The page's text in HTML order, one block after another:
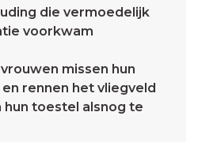
die vermoedelijk
voorkwam
missen hun
rennen het vliegveld
hun toestel alsnog te